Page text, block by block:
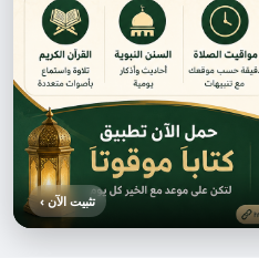
تثبيت الآن ›